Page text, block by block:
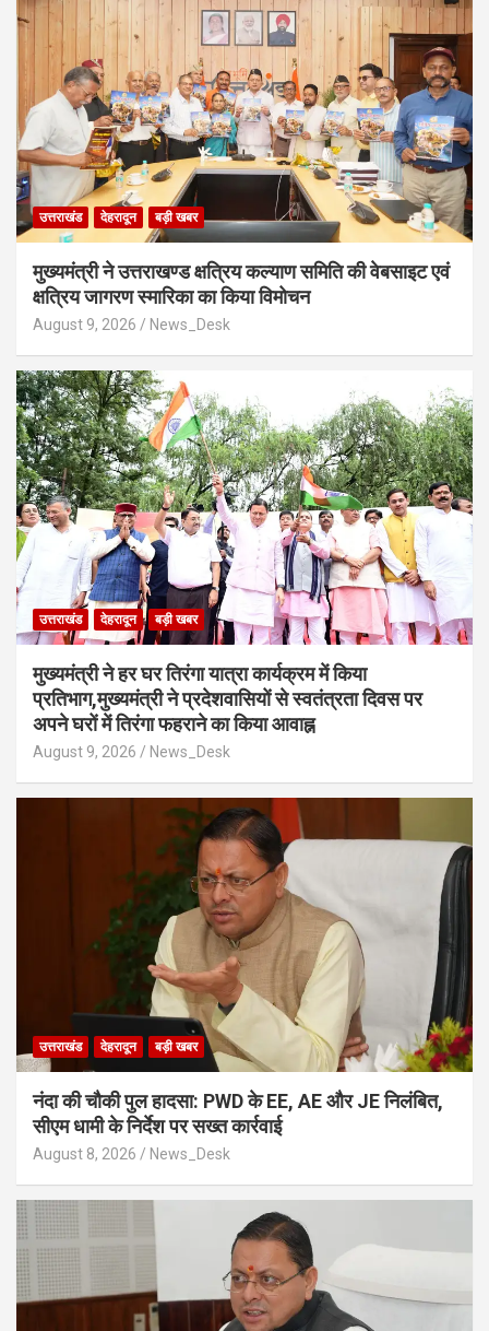
उत्तराखंड देहरादून बड़ी खबर
मुख्यमंत्री ने उत्तराखण्ड क्षत्रिय कल्याण समिति की वेबसाइट एवं
क्षत्रिय जागरण स्मारिका का किया विमोचन
August 9, 2026 News_Desk
उत्तराखंड देहरादून बड़ी खबर
मुख्यमंत्री ने हर घर तिरंगा यात्रा कार्यक्रम में किया
प्रतिभाग,मुख्यमंत्री ने प्रदेशवासियों से स्वतंत्रता दिवस पर
अपने घरों में तिरंगा फहराने का किया आवाह्न
August 9, 2026 News_Desk
उत्तराखंड देहरादून बड़ी खबर
नंदा की चौकी पुल हादसा: PWD के EE, AE और JE निलंबित,
सीएम धामी के निर्देश पर सख्त कार्रवाई
August 8, 2026 News_Desk